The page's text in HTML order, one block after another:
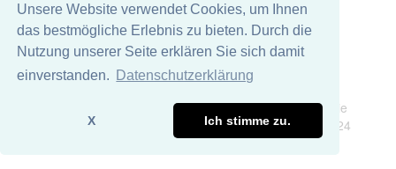
Unsere Website verwendet Cookies, um Ihnen
das bestmögliche Erlebnis zu bieten. Durch die
Nutzung unserer Seite erklären Sie sich damit
einverstanden.
Datenschutzerklärung
X Ich stimme zu.
DAS:198Ausnahmen Beispiele
PowerIndex:3
Häufigkeit: 2 von 10
Wir übernehmen keine Garantie und keine Haftung für die
Richtigkeit und Vollständigkeit dieser Seite. DDDEasy 2024